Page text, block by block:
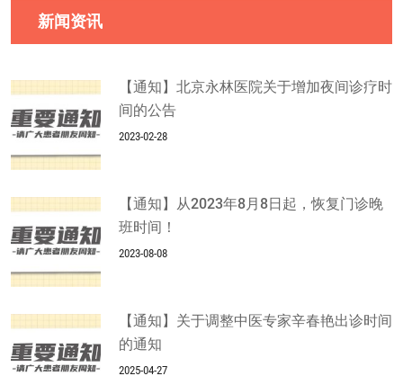
新闻资讯
【通知】北京永林医院关于增加夜间诊疗时
间的公告
2023-02-28
【通知】从2023年8月8日起，恢复门诊晚
班时间！
2023-08-08
【通知】关于调整中医专家辛春艳出诊时间
的通知
2025-04-27